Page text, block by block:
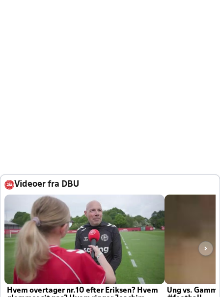
Videoer fra DBU
Hvem overtager nr.10 efter Eriksen? Hvem
Ung vs.